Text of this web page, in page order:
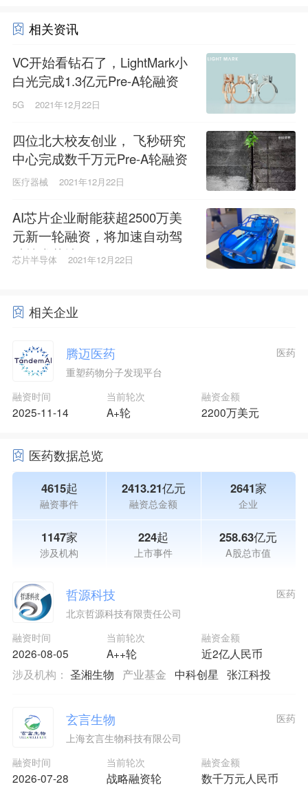
相关资讯
VC开始看钻石了，LightMark小
白光完成1.3亿元Pre-A轮融资
5G 2021年12月22日
四位北大校友创业， 飞秒研究
中心完成数千万元Pre-A轮融资
医疗器械 2021年12月22日
AI芯片企业耐能获超2500万美
元新一轮融资，将加速自动驾
驶技术落地
芯片半导体 2021年12月22日
相关企业
腾迈医药
重塑药物分子发现平台
医药
融资时间
2025-11-14
当前轮次
A+轮
融资金额
2200万美元
医药数据总览
4615起
融资事件
2413.21亿元
融资总金额
2641家
企业
1147家
涉及机构
224起
上市事件
258.63亿元
A股总市值
哲源科技
北京哲源科技有限责任公司
融资时间
2026-08-05
当前轮次
A++轮
融资金额
近2亿人民币
医药
涉及机构： 圣湘生物 产业基金 中科创星 张江科投
玄言生物
上海玄言生物科技有限公司
融资时间
2026-07-28
当前轮次
战略融资轮
融资金额
数千万元人民币
医药